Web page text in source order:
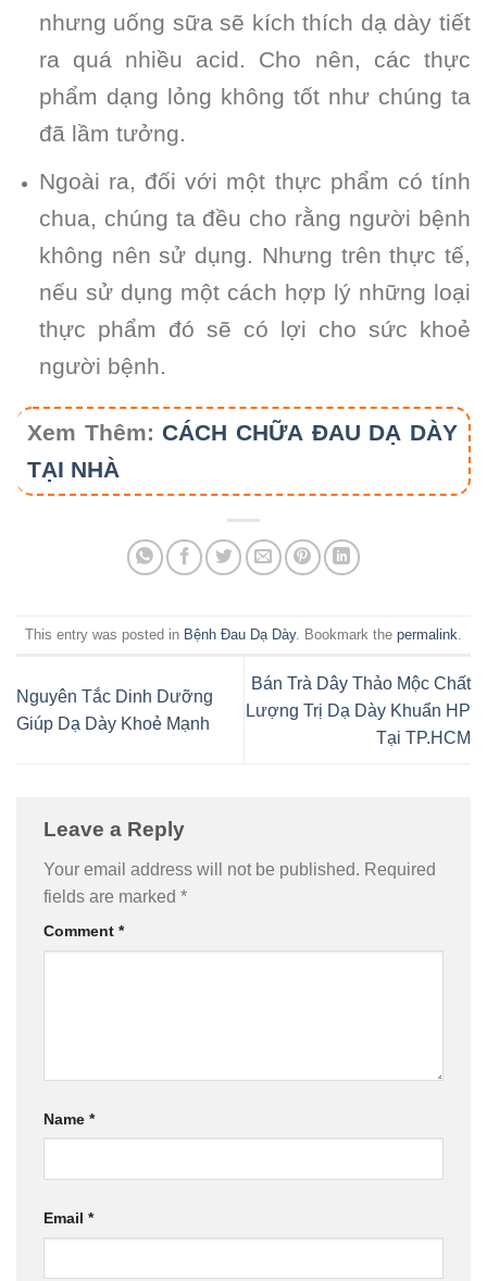
nhưng uống sữa sẽ kích thích dạ dày tiết
ra quá nhiều acid. Cho nên, các thực
phẩm dạng lỏng không tốt như chúng ta
đã lầm tưởng.
Ngoài ra, đối với một thực phẩm có tính
chua, chúng ta đều cho rằng người bệnh
không nên sử dụng. Nhưng trên thực tế,
nếu sử dụng một cách hợp lý những loại
thực phẩm đó sẽ có lợi cho sức khoẻ
người bệnh.
Xem Thêm: CÁCH CHỮA ĐAU DẠ DÀY
TẠI NHÀ
This entry was posted in Bệnh Đau Dạ Dày. Bookmark the permalink
Nguyên Tắc Dinh Dưỡng
Giúp Dạ Dày Khoẻ Mạnh
Bán Trà Dây Thảo Mộc Chất
Lượng Trị Dạ Dày Khuẩn HP
Tại TP.HCM
Leave a Reply
Your email address will not be published. Required
fields are marked *
Comment *
Name *
Email *